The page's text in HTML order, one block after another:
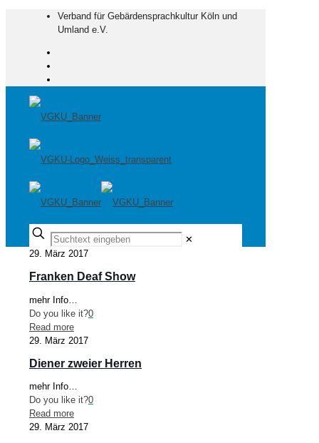
Verband für Gebärdensprachkultur Köln und
Umland e.V.
✕
29. März 2017
Franken Deaf Show
mehr Info…
Do you like it?0
Read more
29. März 2017
Diener zweier Herren
mehr Info…
Do you like it?0
Read more
29. März 2017